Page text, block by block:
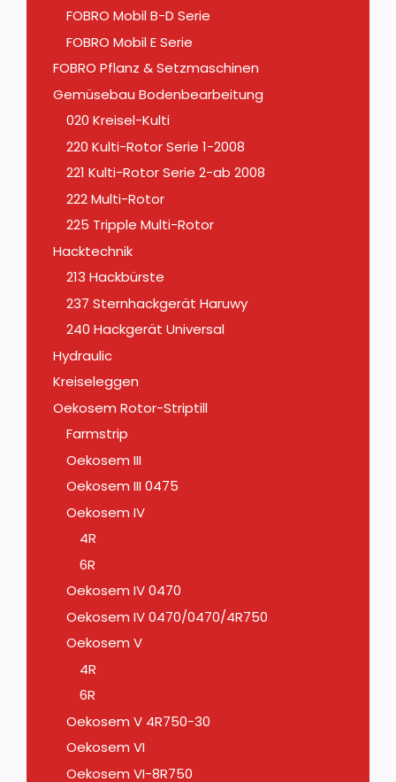
FOBRO Mobil B-D Serie
FOBRO Mobil E Serie
FOBRO Pflanz & Setzmaschinen
Gemüsebau Bodenbearbeitung
020 Kreisel-Kulti
220 Kulti-Rotor Serie 1-2008
221 Kulti-Rotor Serie 2-ab 2008
222 Multi-Rotor
225 Tripple Multi-Rotor
Hacktechnik
213 Hackbürste
237 Sternhackgerät Haruwy
240 Hackgerät Universal
Hydraulic
Kreiseleggen
Oekosem Rotor-Striptill
Farmstrip
Oekosem III
Oekosem III 0475
Oekosem IV
4R
6R
Oekosem IV 0470
Oekosem IV 0470/0470/4R750
Oekosem V
4R
6R
Oekosem V 4R750-30
Oekosem VI
Oekosem VI-8R750